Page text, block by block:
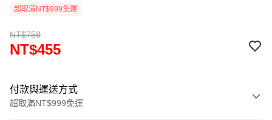
超取滿NT$999免運
NT$758
NT$455
付款與運送方式
超取滿NT$999免運